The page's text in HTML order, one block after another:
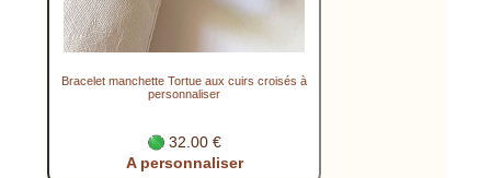
Bracelet manchette Tortue aux cuirs croisés à
personnaliser
32.00 €
A personnaliser